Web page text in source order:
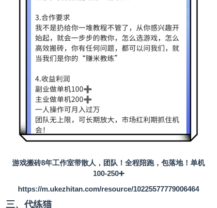
游戏搬砖8年工作室带散人，团队！全程陪跑，包落地！单机
100-250➕
https://m.ukezhitan.com/resource/10225577779006464
三、代练猫